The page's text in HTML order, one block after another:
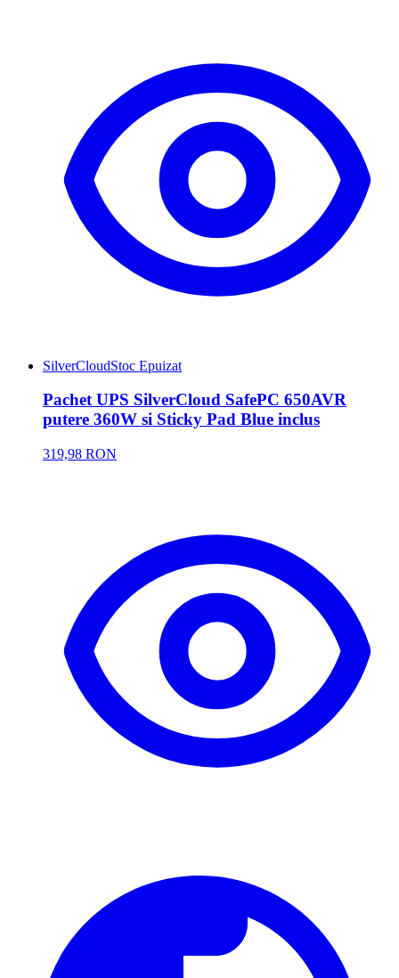
SilverCloudStoc Epuizat
Pachet UPS SilverCloud SafePC 650AVR
putere 360W si Sticky Pad Blue inclus
319,98 RON